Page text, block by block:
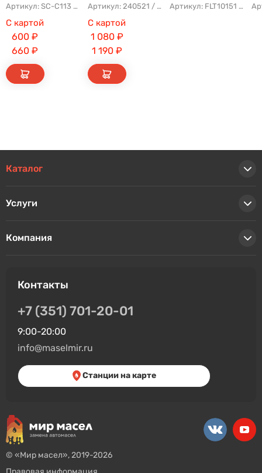
(AG779CF)
Артикул: SC-C113 AFW1107 8104400XKZ96A AG779CF
С картой
600 ₽
660 ₽
Промывка
Артикул: 240521 / 122929
С картой
1 080₽
1 190₽
Артикул: FLT10151 AFAU107 AP183/3 AG328
Каталог
Услуги
Компания
Контакты
+7 (351) 701-20-01
9:00-20:00
info@maselmir.ru
Станции на карте
© «Мир масел», 2019-2026